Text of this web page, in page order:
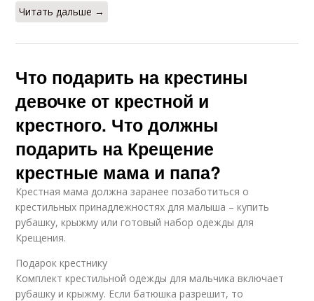
Читать дальше →
Что подарить на крестины
девочке от крестной и
крестного. Что должны
подарить на Крещение
крестные мама и папа?
Крестная мама должна заранее позаботиться о
крестильных принадлежностях для малыша – купить
рубашку, крыжму или готовый набор одежды для
Крещения.
Подарок крестнику
Комплект крестильной одежды для мальчика включает
рубашку и крыжму. Если батюшка разрешит, то